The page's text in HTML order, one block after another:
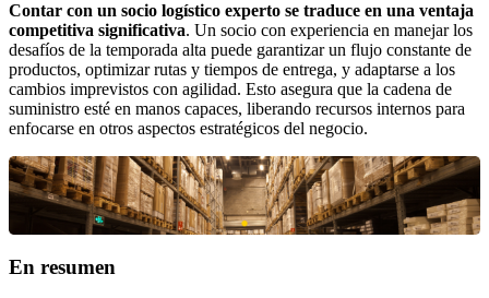
Contar con un socio logístico experto se traduce en una ventaja
competitiva significativa. Un socio con experiencia en manejar los
desafíos de la temporada alta puede garantizar un flujo constante de
productos, optimizar rutas y tiempos de entrega, y adaptarse a los
cambios imprevistos con agilidad. Esto asegura que la cadena de
suministro esté en manos capaces, liberando recursos internos para
enfocarse en otros aspectos estratégicos del negocio.
En resumen